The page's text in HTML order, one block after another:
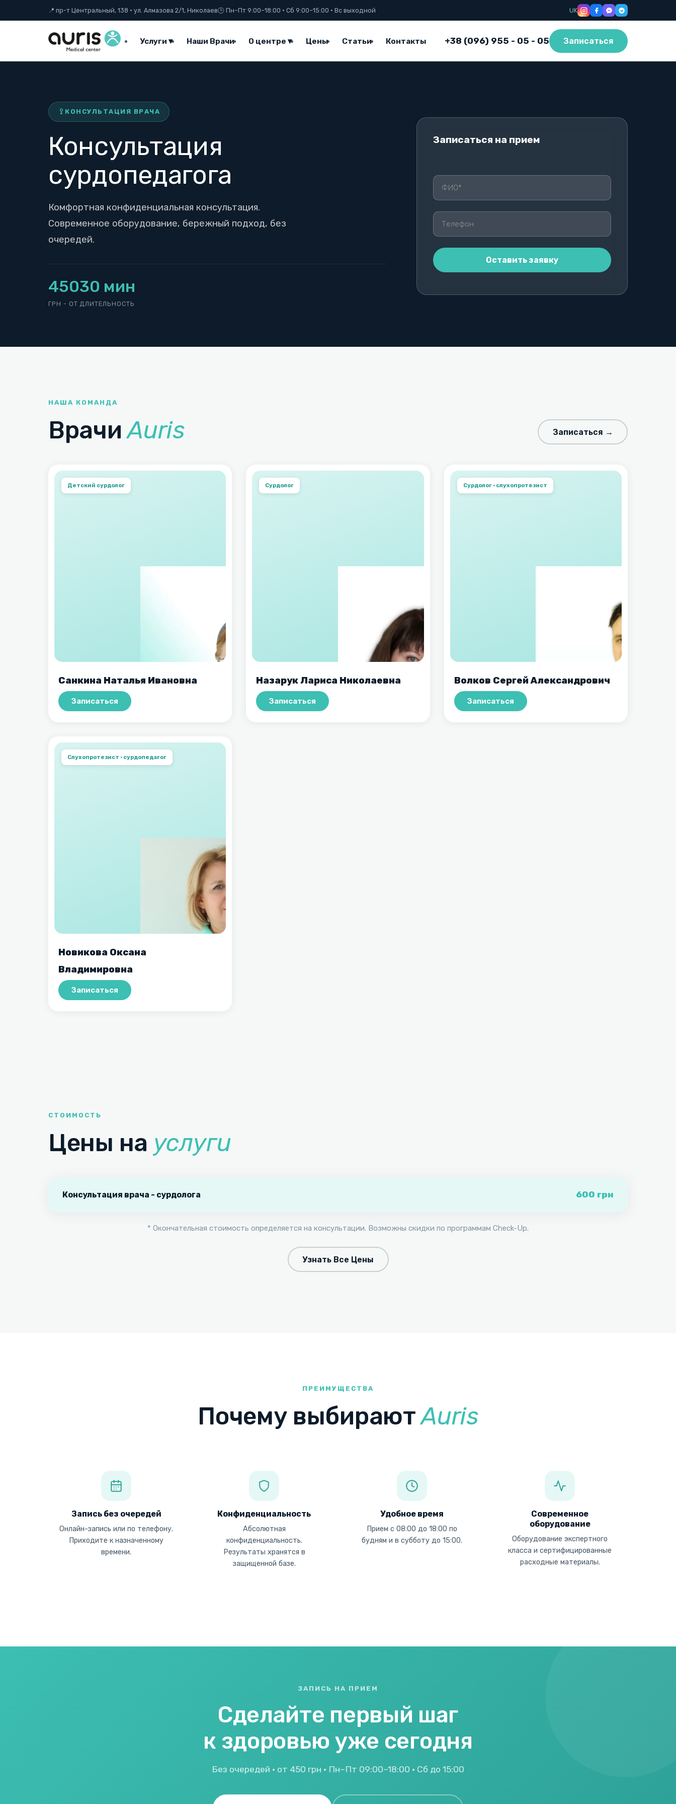
to
📍 пр-т Центральный, 138 · ул. Алмазова 2/1, Николаев🕒 Пн–Пт 9:00–18:00 · Сб 9:00–15:00 · Вс выходной UK
Услуги ▾ Наши Врачи О центре ▾ Цены Статьи Контакты +38 (096) 955 - 05 - 05 Записаться
КОНСУЛЬТАЦИЯ ВРАЧА
Консультация
сурдопедагога
Комфортная конфиденциальная консультация.
Современное оборудование, бережный подход, без
очередей.
450
ГРН - ОТ
30 мин
ДЛИТЕЛЬНОСТЬ
Записаться на прием
НАША КОМАНДА
ВрачиAuris Записаться →
Детский cурдолог
Санкина Наталья Ивановна
Записаться
Сурдолог
Назарук Лариса Николаевна
Записаться
Сурдолог · слухопротезист
Волков Сергей Александрович
Записаться
Cлухопротезист · сурдопедагог
Новикова Оксана
Владимировна
Записаться
СТОИМОСТЬ
Цены на услуги
Консультация врача - сурдолога 600 грн
* Окончательная стоимость определяется на консультации. Возможны скидки по программам Check-Up.
Узнать Все Цены
ПРЕИМУЩЕСТВА
Почему выбираютAuris
Запись без очередей
Онлайн-запись или по телефону.
Приходите к назначенному
времени.
Конфиденциальность
Абсолютная
конфиденциальность.
Результаты хранятся в
защищенной базе.
Удобное время
Прием с 08:00 до 18:00 по
будням и в субботу до 15:00.
Современное
оборудование
Оборудование экспертного
класса и сертифицированные
расходные материалы.
ЗАПИСЬ НА ПРИЕМ
Сделайте первый шаг
к здоровью уже сегодня
Без очередей · от 450 грн · Пн–Пт 09:00–18:00 · Сб до 15:00